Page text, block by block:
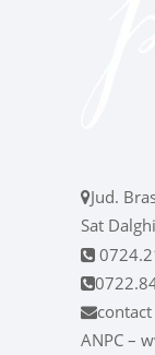
Jud.
Sat
ANPC –